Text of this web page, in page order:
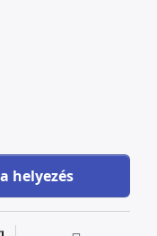
angyalokkal at 76 000
helyezés